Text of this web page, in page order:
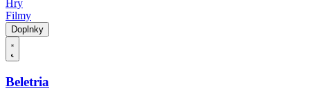
Hry
Filmy
Doplnky
Beletria